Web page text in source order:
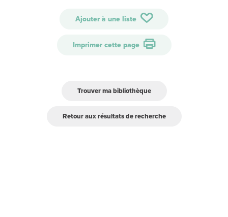
Ajouter à une liste
Imprimer cette page
Trouver ma bibliothèque
Retour aux résultats de recherche